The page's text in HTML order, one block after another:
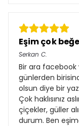
Eşim çok
Serkan C.
Bir ara
günlerden
olsun diye bir
Çok haklısınız
çiçekler, güller
durum. Ben